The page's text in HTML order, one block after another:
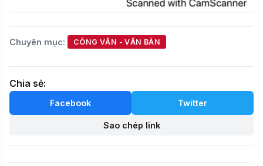
Chuyên mục: CÔNG VĂN - VĂN BẢN
Chia sẻ:
Facebook Twitter
Sao chép link